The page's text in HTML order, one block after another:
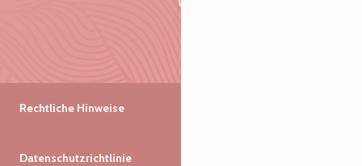
Rechtliche Hinweise
Datenschutzrichtlinie